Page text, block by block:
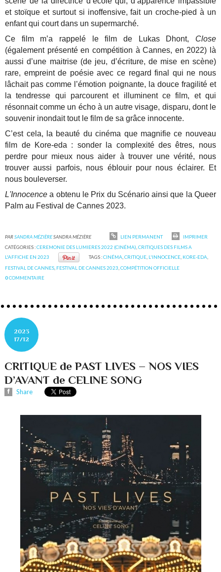
et stoïque et surtout si inoffensive, fait un croche-pied à un
enfant qui court dans un supermarché.
Ce film m’a rappelé le film de Lukas Dhont, Close
(également présenté en compétition à Cannes, en 2022) là
aussi d’une maitrise (de jeu, d’écriture, de mise en scène)
rare, empreint de poésie avec ce regard final qui ne nous
lâchait pas comme l’émotion poignante, la douce fragilité et
la tendresse qui parcourent et illuminent ce film, et qui
résonnait comme un écho à un autre visage, disparu, dont le
souvenir inondait tout le film de sa grâce innocente.
C’est cela, la beauté du cinéma que magnifie ce nouveau
film de Kore-eda : sonder la complexité des êtres, nous
perdre pour mieux nous aider à trouver une vérité, nous
trouver aussi parfois, nous éblouir pour nous éclairer. Et
nous bouleverser.
L'Innocence a obtenu le Prix du Scénario ainsi que la Queer
Palm au Festival de Cannes 2023.
PARSANDRA MÉZIÈRESANDRA MÉZIÈRE LIEN PERMANENT
IMPRIMER
CATÉGORIES :CEREMONIE DES LUMIERES 2022 (CINÉMA) ,CRITIQUES DES FILMS A
L'AFFICHE EN 2023
TAGS :CINÉMA CRITIQUE, L'INNOCENCE, KORE-EDA
FESTIVAL DE CANNES FESTIVAL DE CANNES 2023 ,COMPÉTITION OFFICIELLE
0COMMENTAIRE
2023
17/12
CRITIQUE de PAST LIVES – NOS VIES
D’AVANT de CELINE SONG
Share